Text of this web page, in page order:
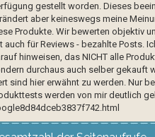
gestellt worden. Dieses
aber keineswegs meine
Produkte. Wir bewerten objektiv
auch für Reviews - bezahlte Posts.
hinweisen, das NICHT alle
durchaus auch selber gekauft
sind hier erwähnt zu werden. Nur
werden von mir deutlich